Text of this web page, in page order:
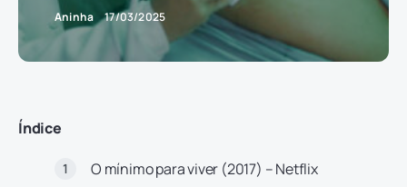
Aninha 17/03/2025
Índice
O mínimo para viver (2017) – Netflix